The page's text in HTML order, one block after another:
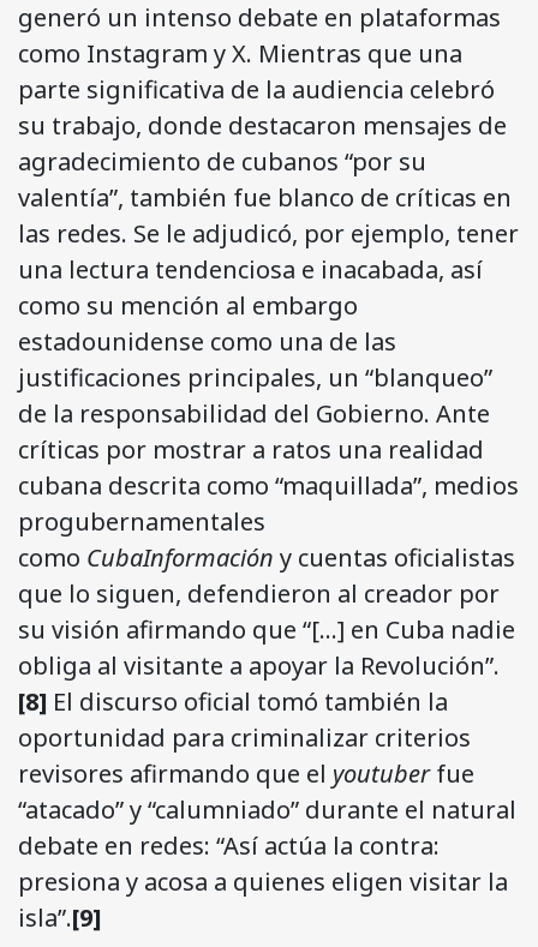
generó un intenso debate en plataformas
como Instagram y X. Mientras que una
parte significativa de la audiencia celebró
su trabajo, donde destacaron mensajes de
agradecimiento de cubanos “por su
valentía”, también fue blanco de críticas en
las redes. Se le adjudicó, por ejemplo, tener
una lectura tendenciosa e inacabada, así
como su mención al embargo
estadounidense como una de las
justificaciones principales, un “blanqueo”
de la responsabilidad del Gobierno. Ante
críticas por mostrar a ratos una realidad
cubana descrita como “maquillada”, medios
progubernamentales
como CubaInformación y cuentas oficialistas
que lo siguen, defendieron al creador por
su visión afirmando que “[…] en Cuba nadie
obliga al visitante a apoyar la Revolución”.
[8] El discurso oficial tomó también la
oportunidad para criminalizar criterios
revisores afirmando que el youtuberfue
“atacado” y “calumniado” durante el natural
debate en redes: “Así actúa la contra:
presiona y acosa a quienes eligen visitar la
isla”.[9]